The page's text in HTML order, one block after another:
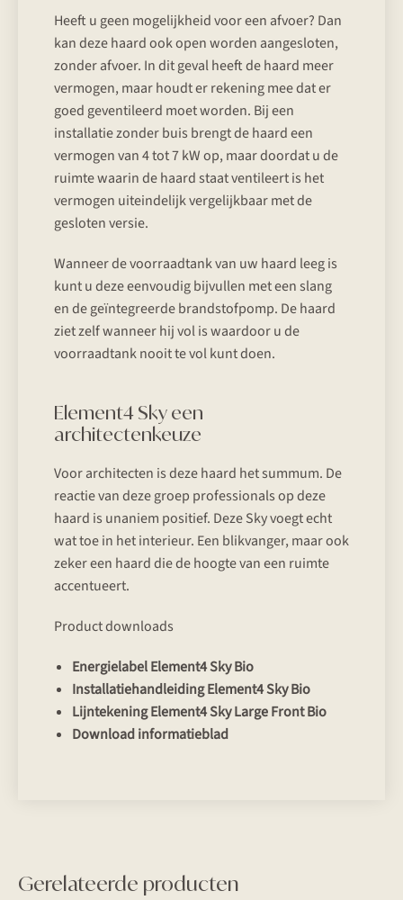
Heeft u geen mogelijkheid voor een afvoer? Dan
kan deze haard ook open worden aangesloten,
zonder afvoer. In dit geval heeft de haard meer
vermogen, maar houdt er rekening mee dat er
goed geventileerd moet worden. Bij een
installatie zonder buis brengt de haard een
vermogen van 4 tot 7 kW op, maar doordat u de
ruimte waarin de haard staat ventileert is het
vermogen uiteindelijk vergelijkbaar met de
gesloten versie.
Wanneer de voorraadtank van uw haard leeg is
kunt u deze eenvoudig bijvullen met een slang
en de geïntegreerde brandstofpomp. De haard
ziet zelf wanneer hij vol is waardoor u de
voorraadtank nooit te vol kunt doen.
Element4 Sky een
architectenkeuze
Voor architecten is deze haard het summum. De
reactie van deze groep professionals op deze
haard is unaniem positief. Deze Sky voegt echt
wat toe in het interieur. Een blikvanger, maar ook
zeker een haard die de hoogte van een ruimte
accentueert.
Product downloads
Energielabel Element4 Sky Bio
Installatiehandleiding Element4 Sky Bio
Lijntekening Element4 Sky Large Front Bio
Download informatieblad
Gerelateerde producten